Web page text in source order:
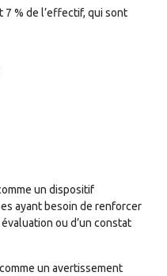
7 % de l’effectif, qui sont
un dispositif
ayant besoin de renforcer
ou d’un constat
un avertissement